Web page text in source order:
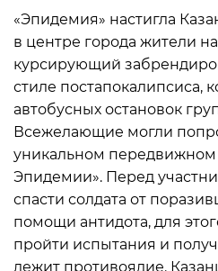
«Эпидемия» настигла
в центре города жители
курсирующий
стиле постапокалипсиса,
автобусных остановок
Всежелающие могли
уникальном передвижном
Эпидемии». Перед
спасти солдата от
помощи антидота, для
пройти испытания и
лежит противоядие.